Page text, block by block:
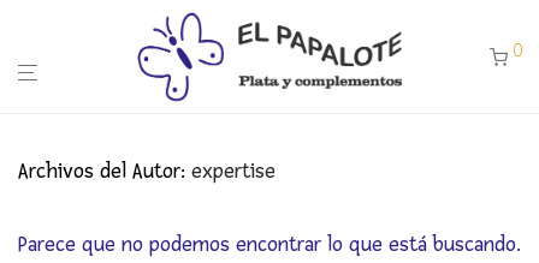
0
Archivos del Autor: expertise
Parece que no podemos encontrar lo que está buscando.